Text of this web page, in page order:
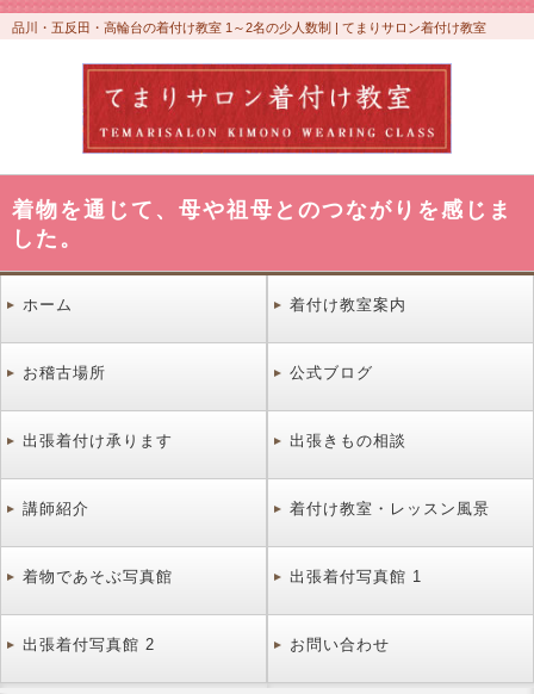
品川・五反田・高輪台の着付け教室 1～2名の少人数制 | てまりサロン着付け教室
着物を通じて、母や祖母とのつながりを感じま
した。
ホーム 着付け教室案内
お稽古場所 公式ブログ
出張着付け承ります 出張きもの相談
講師紹介 着付け教室・レッスン風景
着物であそぶ写真館 出張着付写真館 1
出張着付写真館 2 お問い合わせ